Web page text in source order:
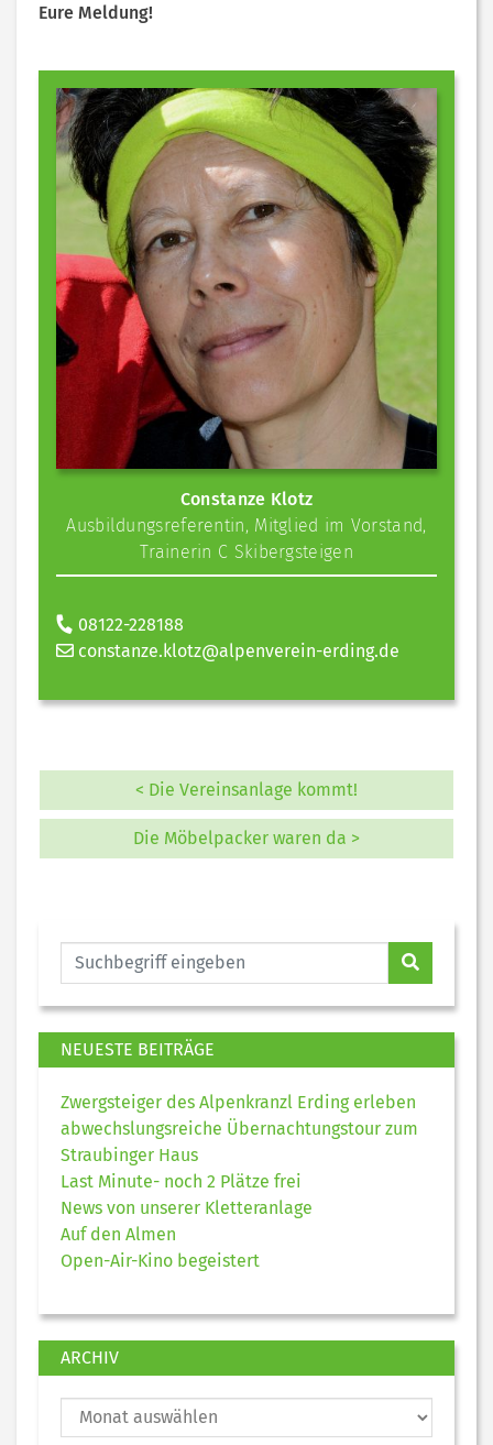
Eure Meldung!
Constanze Klotz
Ausbildungsreferentin, Mitglied im Vorstand,
Trainerin C Skibergsteigen
08122-228188
constanze.klotz@alpenverein-erding.de
< Die Vereinsanlage kommt!
Die Möbelpacker waren da >
NEUESTE BEITRÄGE
Zwergsteiger des Alpenkranzl Erding erleben
abwechslungsreiche Übernachtungstour zum
Straubinger Haus
Last Minute- noch 2 Plätze frei
News von unserer Kletteranlage
Auf den Almen
Open-Air-Kino begeistert
ARCHIV